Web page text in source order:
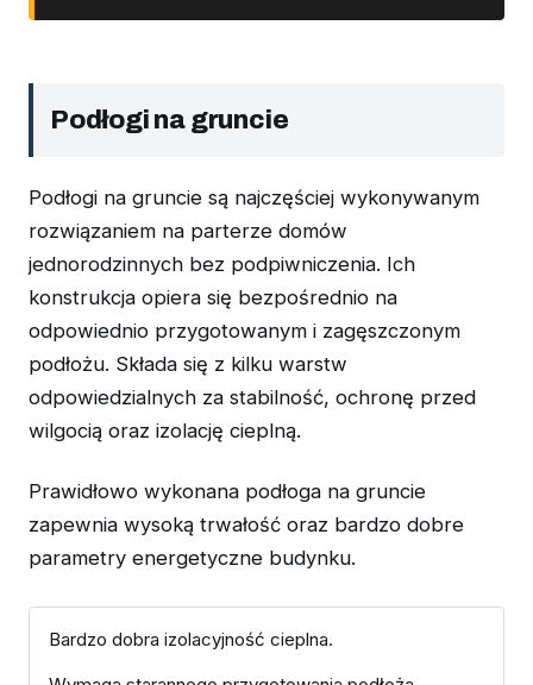
Podłogi na gruncie
Podłogi na gruncie są najczęściej wykonywanym
rozwiązaniem na parterze domów
jednorodzinnych bez podpiwniczenia. Ich
konstrukcja opiera się bezpośrednio na
odpowiednio przygotowanym i zagęszczonym
podłożu. Składa się z kilku warstw
odpowiedzialnych za stabilność, ochronę przed
wilgocią oraz izolację cieplną.
Prawidłowo wykonana podłoga na gruncie
zapewnia wysoką trwałość oraz bardzo dobre
parametry energetyczne budynku.
Bardzo dobra izolacyjność cieplna.